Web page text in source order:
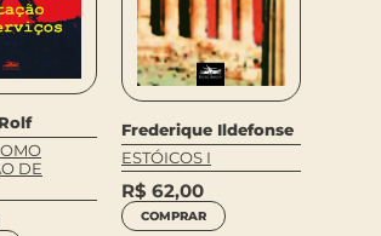
DE
Frederique Ildefonse
ESTÓICOS I
R$ 62,00
COMPRAR